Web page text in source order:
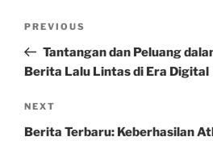
Previous
Post
PREVIOUS
Tantangan dan Peluang
Berita Lalu Lintas di Era Digital
Next
Post
NEXT
Berita Terbaru: Keberhasilan